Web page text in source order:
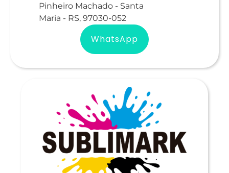
Pinheiro Machado - Santa
Maria - RS, 97030-052
WhatsApp